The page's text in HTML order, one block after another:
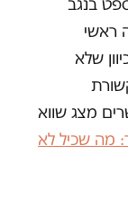
ראשי
שלא
מצג שווא
מה שכיל לא